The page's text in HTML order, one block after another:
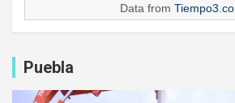
Data from
Puebla